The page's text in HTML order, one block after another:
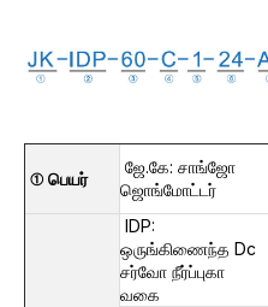
① பெயர்
ஜே.கே: சாங்ஜோ
ஜொங்மோட்டர்
IDP:
ஒருங்கிணைந்த Dc
சர்வோ நீர்ப்புகா
வகை